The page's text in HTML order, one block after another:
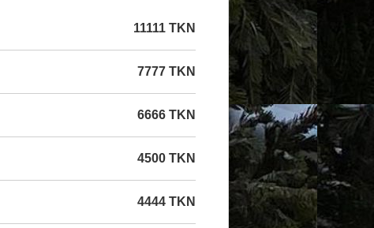
11111 TKN
7777 TKN
6666 TKN
4500 TKN
4444 TKN